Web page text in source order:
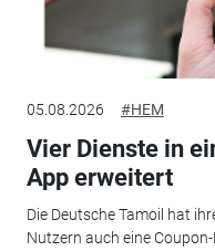
05.08.2026 #HEM
Vier Dienste in
App erweitert
Die Deutsche Tamoil hat
Nutzern auch eine